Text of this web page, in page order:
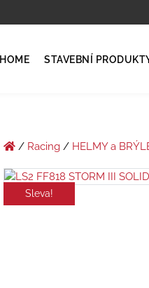
HOME STAVEBNÍ
/ Racing/ HELMY a
Sleva!